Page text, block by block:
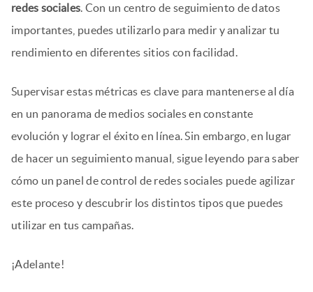
redes sociales. Con un centro de seguimiento de datos
importantes, puedes utilizarlo para medir y analizar tu
rendimiento en diferentes sitios con facilidad.
Supervisar estas métricas es clave para mantenerse al día
en un panorama de medios sociales en constante
evolución y lograr el éxito en línea. Sin embargo, en lugar
de hacer un seguimiento manual, sigue leyendo para saber
cómo un panel de control de redes sociales puede agilizar
este proceso y descubrir los distintos tipos que puedes
utilizar en tus campañas.
¡Adelante!